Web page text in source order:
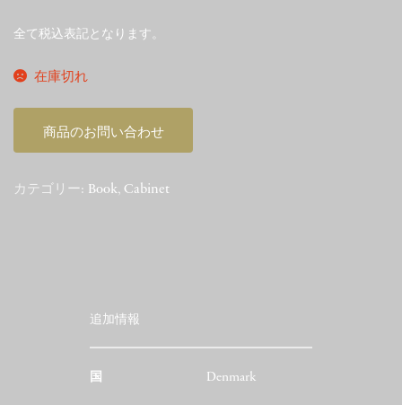
全て税込表記となります。
在庫切れ
商品のお問い合わせ
カテゴリー: Book, Cabinet
追加情報
国 Denmark